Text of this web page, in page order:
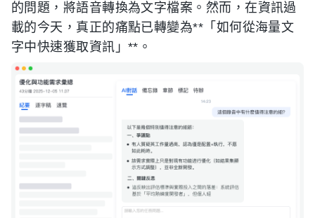
的問題，將語音轉換為文字檔案。然而，在資訊過
載的今天，真正的痛點已轉變為**「如何從海量文
字中快速獲取資訊」**。